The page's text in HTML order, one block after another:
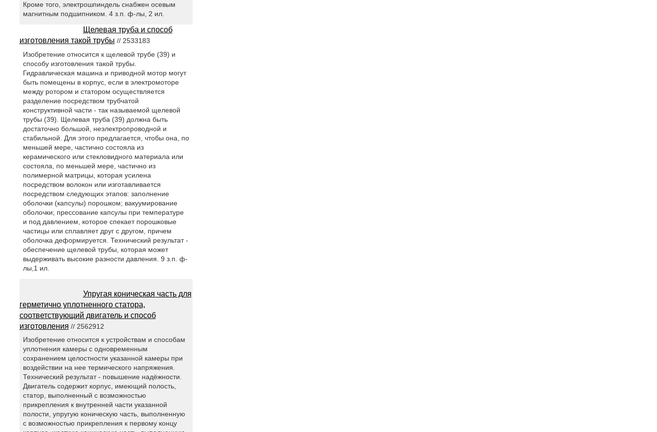
Кроме того, электрошпиндель снабжен осевым
магнитным подшипником. 4 з.п. ф-лы, 2 ил.
Щелевая труба и способ
изготовления такой трубы // 2533183
Изобретение относится к щелевой трубе (39) и
способу изготовления такой трубы.
Гидравлическая машина и приводной мотор могут
быть помещены в корпус, если в электромоторе
между ротором и статором осуществляется
разделение посредством трубчатой
конструктивной части - так называемой щелевой
трубы (39). Щелевая труба (39) должна быть
достаточно большой, неэлектропроводной и
стабильной. Для этого предлагается, чтобы она, по
меньшей мере, частично состояла из
керамического или стекловидного материала или
состояла, по меньшей мере, частично из
полимерной матрицы, которая усилена
посредством волокон или изготавливается
посредством следующих этапов: заполнение
оболочки (капсулы) порошком; вакуумирование
оболочки; прессование капсулы при температуре
и под давлением, которое спекает порошковые
частицы или сплавляет друг с другом, причем
оболочка деформируется. Технический результат -
обеспечение щелевой трубы, которая может
выдерживать высокие разности давления. 9 з.п. ф-
лы,1 ил.
Упругая коническая часть для
герметично уплотненного статора,
соответствующий двигатель и способ
изготовления // 2562912
Изобретение относится к устройствам и способам
уплотнения камеры с одновременным
сохранением целостности указанной камеры при
воздействии на нее термического напряжения.
Технический результат - повышение надёжности.
Двигатель содержит корпус, имеющий полость,
статор, выполненный с возможностью
прикрепления к внутренней части указанной
полости, упругую коническую часть, выполненную
с возможностью прикрепления к первому концу